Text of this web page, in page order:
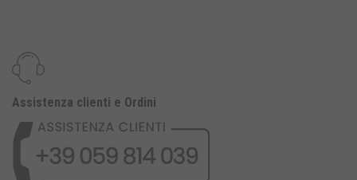
Assistenza clienti e Ordini